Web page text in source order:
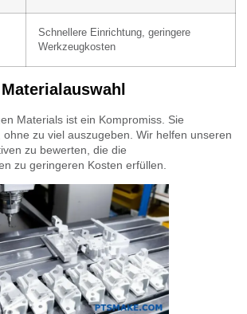
Schnellere Einrichtung, geringere
Werkzeugkosten
Materials ist ein Kompromiss. Sie
zu viel auszugeben. Wir helfen unseren
zu bewerten, die die
zu geringeren Kosten erfüllen.